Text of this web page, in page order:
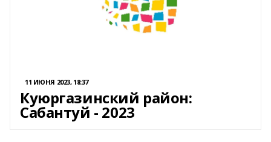
11 ИЮНЯ 2023, 18:37
Куюргазинский район:
Сабантуй - 2023